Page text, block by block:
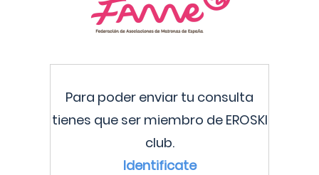
Para poder enviar tu consulta
tienes que ser miembro de EROSKI
club.
Identificate